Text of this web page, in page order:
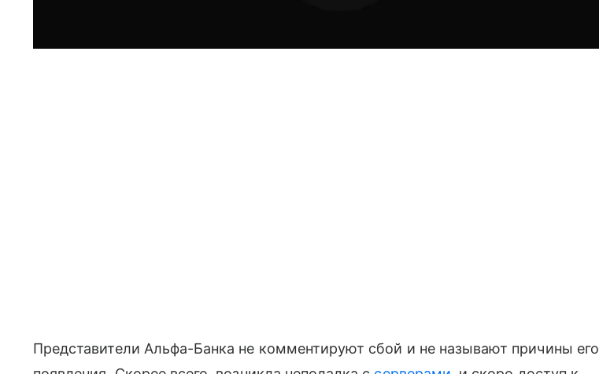
Представители Альфа-Банка не комментируют сбой и не называют причины его